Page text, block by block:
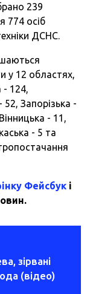
239
774 осіб
ДСНС.
у 12 областях,
- 124,
Запорізька -
- 11,
- 5 та
Фейсбук і
зірвані
(відео)